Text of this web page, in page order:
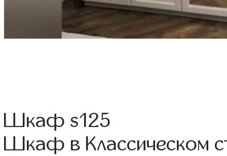
Шкаф s125
Шкаф в Классическом